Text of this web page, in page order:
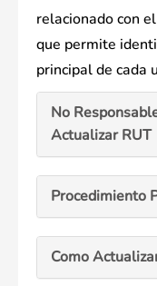
relacionado con
que permite
principal de cada
No
Actualizar RUT
Procedimiento
Como